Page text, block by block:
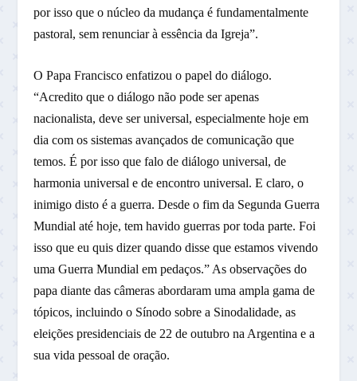
por isso que o núcleo da mudança é fundamentalmente
pastoral, sem renunciar à essência da Igreja”.
O Papa Francisco enfatizou o papel do diálogo.
“Acredito que o diálogo não pode ser apenas
nacionalista, deve ser universal, especialmente hoje em
dia com os sistemas avançados de comunicação que
temos. É por isso que falo de diálogo universal, de
harmonia universal e de encontro universal. E claro, o
inimigo disto é a guerra. Desde o fim da Segunda Guerra
Mundial até hoje, tem havido guerras por toda parte. Foi
isso que eu quis dizer quando disse que estamos vivendo
uma Guerra Mundial em pedaços.” As observações do
papa diante das câmeras abordaram uma ampla gama de
tópicos, incluindo o Sínodo sobre a Sinodalidade, as
eleições presidenciais de 22 de outubro na Argentina e a
sua vida pessoal de oração.